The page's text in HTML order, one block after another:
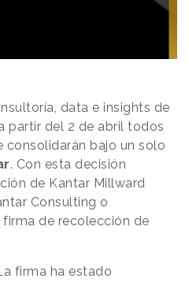
data e insights de
partir del 2 de abril todos
consolidarán bajo un solo
. Con esta decisión
de Kantar Millward
Consulting o
firma de recolección de
firma ha estado